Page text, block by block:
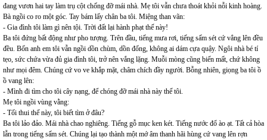
đang vươn hai tay làm trụ cột chống đỡ mái nhà. Mẹ tôi vẫn chưa thoát khỏi nỗi kinh hoàng.
Bà ngồi co ro một góc. Tay bám lấy chân ba tôi. Miệng than vãn:
- Gia đình tôi làm gì nên tội. Trời đất lại hành phạt thế này!
Ba tôi đứng bất động như pho tượng. Trên đầu, tiếng mưa rơi, tiếng sấm sét cứ vẳng lên đều
đều. Bốn anh em tôi vẫn ngồi dồn chùm, dồn đống, không ai dám cựa quậy. Ngôi nhà bé tí
tẹo, sức chứa vừa đủ gia đình tôi, trở nên vắng lặng. Muỗi mòng cũng biến mất, chứ không
như mọi đêm. Chúng cứ vo ve khắp mặt, châm chích đầy người. Bỗng nhiên, giọng ba tôi ồ
ồ vang lên:
- Mình đi tìm cho tôi cây nạng, để chóng đỡ mái nhà này thế tôi.
Mẹ tôi ngồi vùng vằng:
- Tối thui thế này, tôi biết tìm ở đâu?
Ba tôi lảo đảo. Mái nhà chao nghiêng. Tiếng gỗ mục ken két. Tiếng nước đổ ào ạt. Tất cả hòa
lẫn trong tiếng sấm sét. Chúng lại tạo thành một mớ âm thanh hãi hùng cứ vang lên rợn